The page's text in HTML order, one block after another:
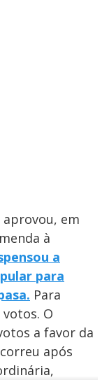
aprovou, em
à
a
para
Para
O
a favor da
após